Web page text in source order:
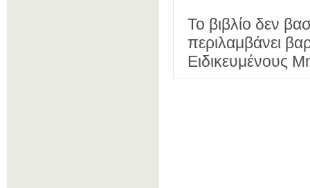
Το βιβλίο δεν
περιλαμβάνει
Ειδικευμένους